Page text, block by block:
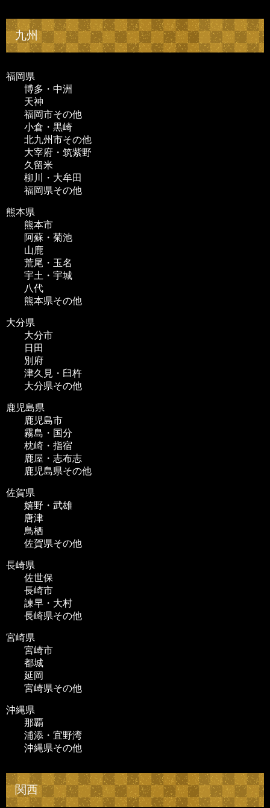
九州
福岡県
博多・中洲
天神
福岡市その他
小倉・黒崎
北九州市その他
大宰府・筑紫野
久留米
柳川・大牟田
福岡県その他
熊本県
熊本市
阿蘇・菊池
山鹿
荒尾・玉名
宇土・宇城
八代
熊本県その他
大分県
大分市
日田
別府
津久見・臼杵
大分県その他
鹿児島県
鹿児島市
霧島・国分
枕崎・指宿
鹿屋・志布志
鹿児島県その他
佐賀県
嬉野・武雄
唐津
鳥栖
佐賀県その他
長崎県
佐世保
長崎市
諫早・大村
長崎県その他
宮崎県
宮崎市
都城
延岡
宮崎県その他
沖縄県
那覇
浦添・宜野湾
沖縄県その他
関西